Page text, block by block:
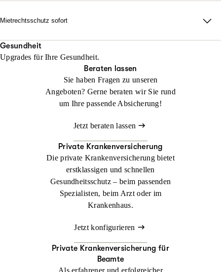
erforderlich auch durch alle Instanzen.
Jetzt konfigurieren
keinen Anwalt beauftragt haben!
Jetzt konfigurieren Beraten lassen
Mietrechtsschutz sofort
übernehmen Ihre Anwalts- und Gerichtskosten und geben
sofortige Rückendeckung bei Streit rund ums Wohnen.
Jetzt konfigurieren Beraten lassen
Gesundheit
Upgrades für Ihre Gesundheit.
Beraten lassen
Sie haben Fragen zu unseren
Angeboten? Gerne beraten wir Sie rund
um Ihre passende Absicherung!
Jetzt beraten lassen
Private Krankenversicherung
Die private Krankenversicherung bietet
erstklassigen und schnellen
Gesundheitsschutz – beim passenden
Spezialisten, beim Arzt oder im
Krankenhaus.
Jetzt konfigurieren
Private Krankenversicherung für
Beamte
Als erfahrener und erfolgreicher